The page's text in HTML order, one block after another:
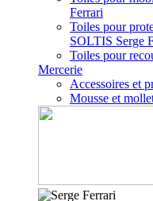
Ferrari
Toiles pour
SOLTIS Serge
Toiles pour
Mercerie
Accessoires et
Mousse et